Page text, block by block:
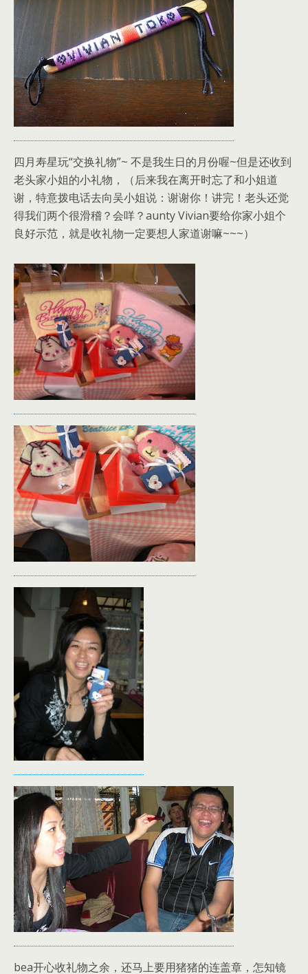
四月寿星玩“交换礼物”~ 不是我生日的月份喔~但是还收到
老头家小姐的小礼物，（后来我在离开时忘了和小姐道
谢，特意拨电话去向吴小姐说：谢谢你！讲完！老头还觉
得我们两个很滑稽？会咩？aunty Vivian要给你家小姐个
良好示范，就是收礼物一定要想人家道谢嘛~~~）
bea开心收礼物之余，还马上要用猪猪的连盖章，怎知镜